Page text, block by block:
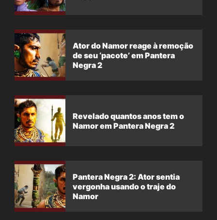
Ator do Namor reage à remoção
de seu ‘pacote’ em Pantera
Negra 2
Revelado quantos anos tem o
Namor em Pantera Negra 2
Pantera Negra 2: Ator sentia
vergonha usando o traje do
Namor